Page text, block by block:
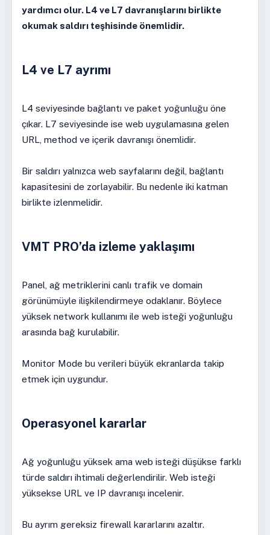
yardımcı olur. L4 ve L7 davranışlarını birlikte
okumak saldırı teşhisinde önemlidir.
L4 ve L7 ayrımı
L4 seviyesinde bağlantı ve paket yoğunluğu öne
çıkar. L7 seviyesinde ise web uygulamasına gelen
URL, method ve içerik davranışı önemlidir.
Bir saldırı yalnızca web sayfalarını değil, bağlantı
kapasitesini de zorlayabilir. Bu nedenle iki katman
birlikte izlenmelidir.
VMT PRO’da izleme yaklaşımı
Panel, ağ metriklerini canlı trafik ve domain
görünümüyle ilişkilendirmeye odaklanır. Böylece
yüksek network kullanımı ile web isteği yoğunluğu
arasında bağ kurulabilir.
Monitor Mode bu verileri büyük ekranlarda takip
etmek için uygundur.
Operasyonel kararlar
Ağ yoğunluğu yüksek ama web isteği düşükse farklı
türde saldırı ihtimali değerlendirilir. Web isteği
yüksekse URL ve IP davranışı incelenir.
Bu ayrım gereksiz firewall kararlarını azaltır.